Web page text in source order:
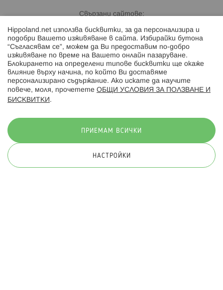
Свързани сайтове:
Hippoland.ro
Последвайте ни:
© 2026 Hippoland.net. Всички права запазени
Hippoland.net използва бисквитки, за да персонализира и
подобри Вашето изживяване в сайта. Избирайки бутона
“Съгласявам се”, можем да Ви предоставим по-добро
изживяване по време на Вашето онлайн пазаруване.
Блокирането на определени типове бисквитки ще окаже
влияние върху начина, по който Ви доставяме
персонализирано съдържание. Ако искате да научите
повече, моля, прочетете ОБЩИ УСЛОВИЯ ЗА ПОЛЗВАНЕ И
БИСКВИТКИ .
ПРИЕМАМ ВСИЧКИ
НАСТРОЙКИ